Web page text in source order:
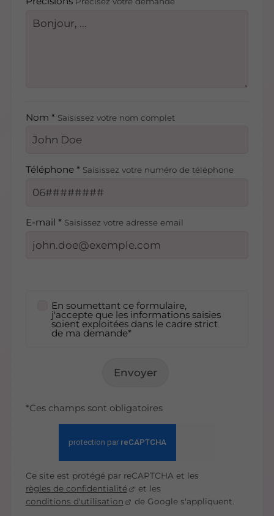
Nom * Saisissez votre nom complet
Téléphone * Saisissez votre numéro de téléphone
E-mail * Saisissez votre adresse email
En soumettant ce formulaire,
j'accepte que les informations saisies
soient exploitées dans le cadre strict
de ma demande*
Envoyer
*Ces champs sont obligatoires
Ce site est protégé par reCAPTCHA et les
règles de confidentialité
et les
conditions d'utilisation
de Google s'appliquent.